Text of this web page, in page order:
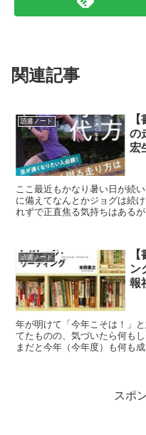
関連記事
読書ノート
の
宏
ここ最近もかなり暑い日が続
に備えてなんとかジョグは続
れずで正直焦る気持ちはある
版）を読んでみることにした。
読書ノート
ン
報
年が明けて「今年こそは！」
てたものの、気づいたら何も
まだと今年（今年度）も何も
スポ